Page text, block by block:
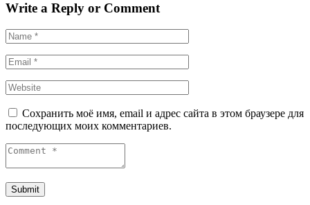
Write a Reply or Comment
Сохранить моё имя, email и адрес сайта в этом браузере для
последующих моих комментариев.